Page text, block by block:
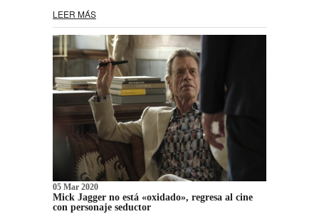
LEER MÁS
05 Mar 2020
Mick Jagger no está «oxidado», regresa al cine
con personaje seductor